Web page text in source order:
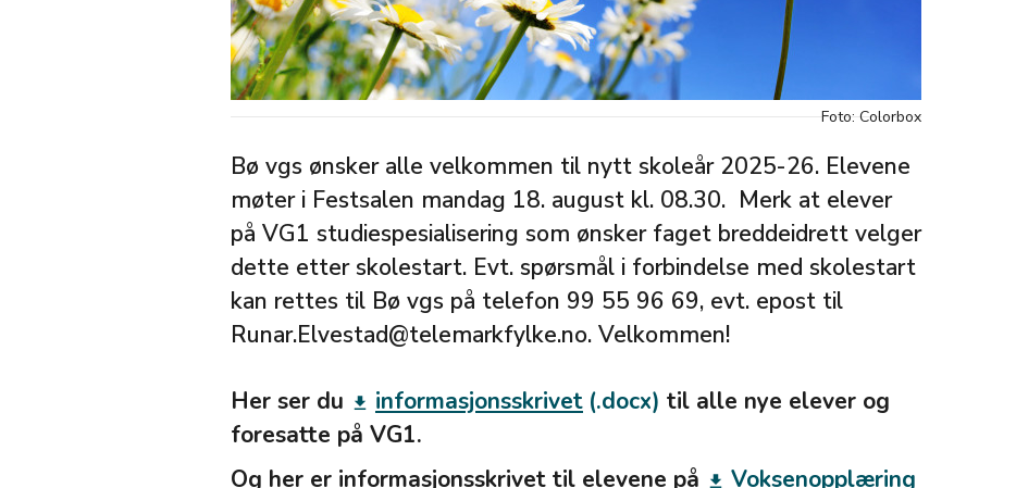
Foto: Colorbox
Bø vgs ønsker alle velkommen til nytt skoleår 2025-26. Elevene
møter i Festsalen mandag 18. august kl. 08.30. Merk at elever
på VG1 studiespesialisering som ønsker faget breddeidrett velger
dette etter skolestart. Evt. spørsmål i forbindelse med skolestart
kan rettes til Bø vgs på telefon 99 55 96 69, evt. epost til
Runar.Elvestad@telemarkfylke.no. Velkommen!
Her ser du get_app informasjonsskrivet
til alle nye elever og
foresatte på VG1.
Og her er informasjonsskrivet til elevene på get_app Voksenopplæring